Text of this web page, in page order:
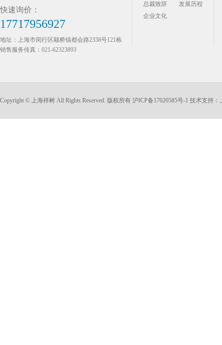
快速询价：
17717956927
地址：上海市闵行区颛桥镇都会路2338号121栋
销售服务传真：021-62323893
总裁致辞
发展历程
企业文化
Copyright © 上海祥树 All Rights Reserved. 版权所有 沪ICP备17020585号-1 技术支持：